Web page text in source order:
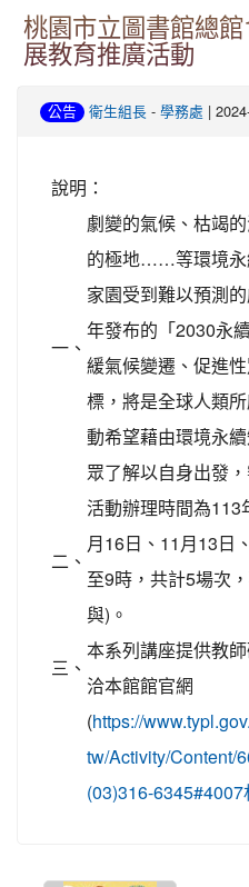
桃園市立圖書館總
展教育推廣活動
公告 衛生組長 - 學務處 |
說明：
一、
劇變的氣候、枯竭
的極地……等環境永
家園受到難以預測
年發布的「2030永
緩氣候變遷、促進
標，將是全球人類
動希望藉由環境永
眾了解以自身出發
二、
活動辦理時間為
月16日、11月13日
至9時，共計5場次
與)。
三、
本系列講座提供教
洽本館館官網
(https://
tw/Activity/Content/
(03)316-6345#4007